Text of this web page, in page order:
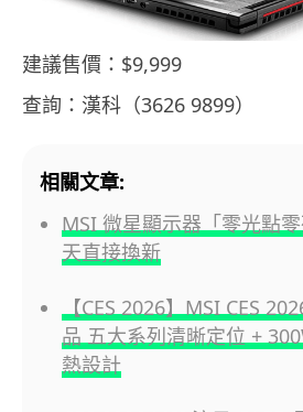
建議售價：$9,999
查詢：漢科（3626 9899）
相關文章:
MSI 微星顯示器「零光點
天直接換新
【CES 2026】MSI CES
品 五大系列清晰定位 +
熱設計